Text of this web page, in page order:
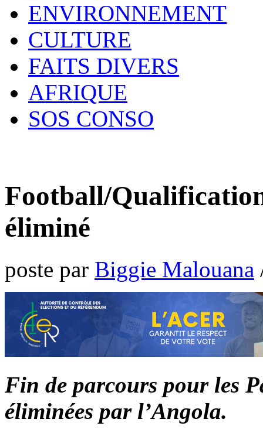
ENVIRONNEMENT
CULTURE
FAITS DIVERS
AFRIQUE
SOS CONSO
Football/
éliminé
poste par Biggie Malouana
Fin de parcours pour les
éliminées par l’Angola.